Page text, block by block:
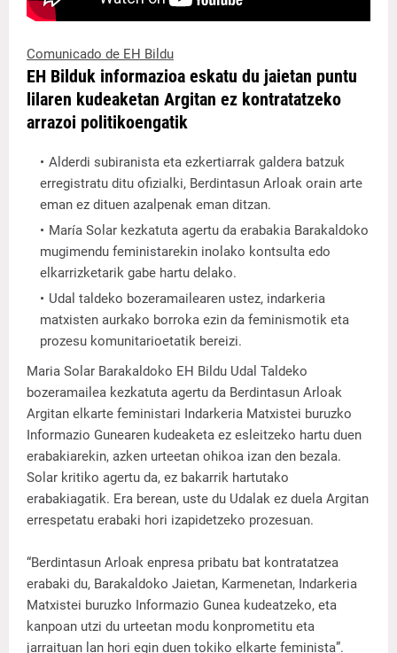
Comunicado de EH Bildu
EH Bilduk informazioa eskatu du jaietan puntu
lilaren kudeaketan Argitan ez kontratatzeko
arrazoi politikoengatik
Alderdi subiranista eta ezkertiarrak galdera batzuk
erregistratu ditu ofizialki, Berdintasun Arloak orain arte
eman ez dituen azalpenak eman ditzan.
María Solar kezkatuta agertu da erabakia Barakaldoko
mugimendu feministarekin inolako kontsulta edo
elkarrizketarik gabe hartu delako.
Udal taldeko bozeramailearen ustez, indarkeria
matxisten aurkako borroka ezin da feminismotik eta
prozesu komunitarioetatik bereizi.
Maria Solar Barakaldoko EH Bildu Udal Taldeko
bozeramailea kezkatuta agertu da Berdintasun Arloak
Argitan elkarte feministari Indarkeria Matxistei buruzko
Informazio Gunearen kudeaketa ez esleitzeko hartu duen
erabakiarekin, azken urteetan ohikoa izan den bezala.
Solar kritiko agertu da, ez bakarrik hartutako
erabakiagatik. Era berean, uste du Udalak ez duela Argitan
errespetatu erabaki hori izapidetzeko prozesuan.
“Berdintasun Arloak enpresa pribatu bat kontratatzea
erabaki du, Barakaldoko Jaietan, Karmenetan, Indarkeria
Matxistei buruzko Informazio Gunea kudeatzeko, eta
kanpoan utzi du urteetan modu konprometitu eta
jarraituan lan hori egin duen tokiko elkarte feminista”.